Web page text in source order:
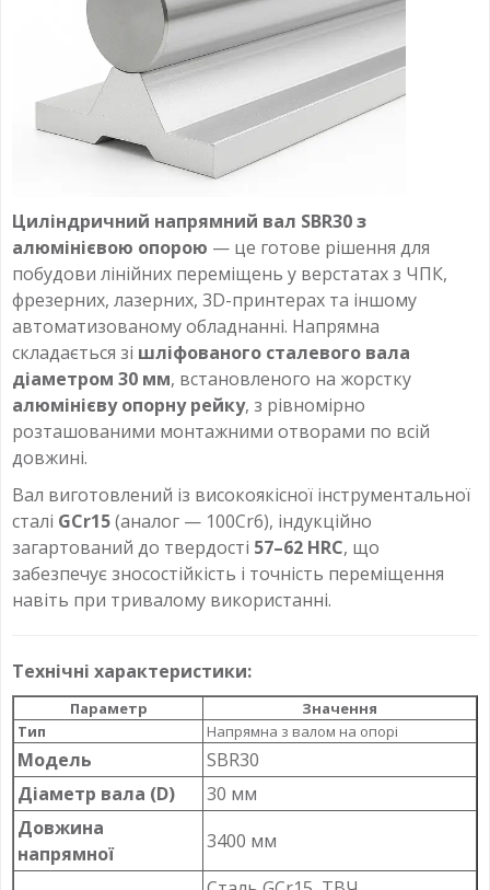
Циліндричний напрямний вал SBR30 з
алюмінієвою опорою — це готове рішення для
побудови лінійних переміщень у верстатах з ЧПК,
фрезерних, лазерних, 3D-принтерах та іншому
автоматизованому обладнанні. Напрямна
складається зі шліфованого сталевого вала
діаметром 30 мм, встановленого на жорстку
алюмінієву опорну рейку, з рівномірно
розташованими монтажними отворами по всій
довжині.
Вал виготовлений із високоякісної інструментальної
сталі GCr15(аналог — 100Cr6), індукційно
загартований до твердості 57–62 HRC, що
забезпечує зносостійкість і точність переміщення
навіть при тривалому використанні.
Технічні характеристики:
Параметр
Значення
Тип
Напрямна з валом на опорі
Модель
SBR30
Діаметр вала (D)
30 мм
Довжина
напрямної
3400 мм